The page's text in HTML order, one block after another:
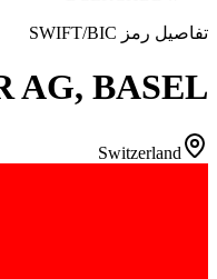
تفاصيل رمز SWIFT/BIC
AG, BASEL
Switzerland